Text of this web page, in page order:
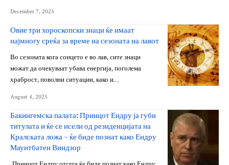
December 7, 2025
Овие три хороскопски знаци ќе имаат
најмногу среќа за време на сезоната на лавот
Во сезоната кога сонцето е во лав, сите знаци
можат да очекуваат убава енергија, поголема
храброст, поволни ситуации, како и…
August 4, 2025
Бакингемска палата: Принцот Ендру ја губи
титулата и ќе се исели од резиденцијата на
Кралската ложа – ќе биде познат како Ендру
Маунтбатен Виндзор